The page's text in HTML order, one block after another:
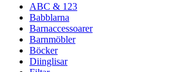
ABC & 123
Babblarna
Barnaccessoarer
Barnmöbler
Böcker
Diinglisar